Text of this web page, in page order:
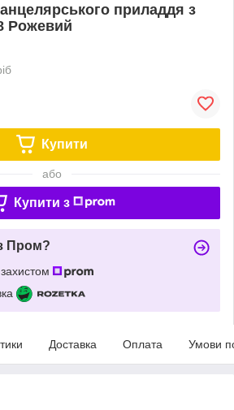
приладдя з
Рожевий
Купити
або
Купити з
Пром?
Доставка Оплата Умови